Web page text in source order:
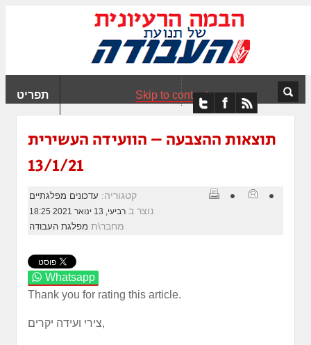
תפריט Skip to content
תוצאות ההצבעה – הוועידה העשירית
13/1/21
קטגוריה: עדכונים מפלגתיים
נוצר ב רביעי, 13 ינואר 2021 18:25
מחבר\ת מפלגת העבודה
Whatsapp
Thank you for rating this article.
צירי ועידה יקרים,